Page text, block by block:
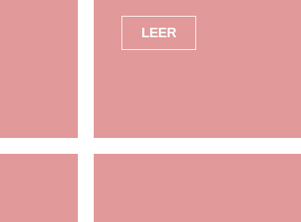
LEER